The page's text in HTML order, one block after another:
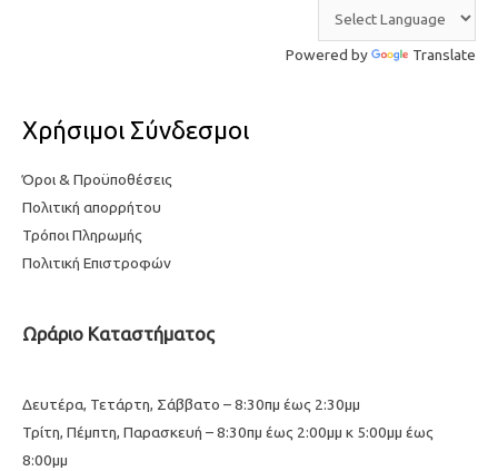
Powered by Translate
Χρήσιμοι Σύνδεσμοι
Όροι & Προϋποθέσεις
Πολιτική απορρήτου
Τρόποι Πληρωμής
Πολιτική Επιστροφών
Ωράριο Καταστήματος
Δευτέρα, Τετάρτη, Σάββατο – 8:30πμ έως 2:30μμ
Τρίτη, Πέμπτη, Παρασκευή – 8:30πμ έως 2:00μμ κ 5:00μμ έως
8:00μμ